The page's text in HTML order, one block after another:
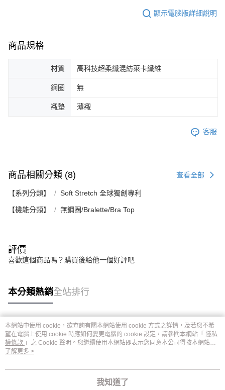
顯示電腦版詳細說明
商品規格
材質 高科技超柔纖混紡萊卡纖維
鋼圈 無
襯墊 薄襯
客服
商品相關分類 (8) 查看全部
【系列分類】 Soft Stretch 全球獨創專利
【機能分類】 無鋼圈/Bralette/Bra Top
評價
喜歡這個商品嗎？購買後給他一個好評吧
本分類熱銷全站排行
熱門標籤
本網站中使用 cookie，欲查詢有關本網站使用 cookie 方式之詳情，及若您不希
望在電腦上使用 cookie 時應如何變更電腦的 cookie 設定，請參閱本網站「 隱私
權條款 」之 Cookie 聲明。您繼續使用本網站即表示您同意本公司得按本網站使
用條款之 Cookie 聲明使用 cookie。
了解更多 >
我知道了